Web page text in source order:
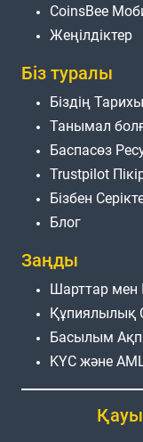
CoinsBee
Жеңілдіктер
Біз туралы
Біздің
Танымал
Баспасөз
Trustpilot
Бізбен
Блог
Заңды
Шарттар мен
Құпиялылық
Басылым
KYC және